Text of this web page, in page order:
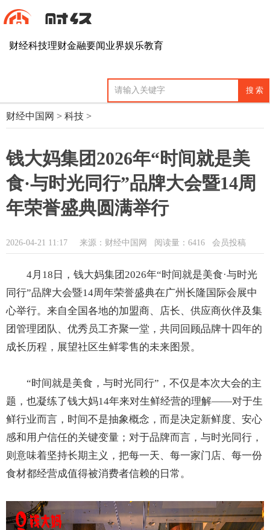
财经科技理财金融要闻业界娱乐教育
财经中国网 > 科技 >
钱大妈集团2026年“时间就是美
食·与时光同行”品牌大会暨14周
年荣誉盛典圆满举行
2026-04-21 11:17 来源：财经中国网 阅读量：6416 会员投稿
4月18日，钱大妈集团2026年“时间就是美食·与时光
同行”品牌大会暨14周年荣誉盛典在广州长隆国际会展中
心举行。来自全国各地的加盟商、店长、供应商伙伴及集
团管理团队、优秀员工齐聚一堂，共同回顾品牌十四年的
成长历程，展望社区生鲜零售的未来图景。
“时间就是美食，与时光同行”，不仅是本次大会的主
题，也凝练了钱大妈14年来对生鲜经营的理解——对于生
鲜行业而言，时间不是抽象概念，而是决定新鲜度、安心
感和用户信任的关键变量；对于品牌而言，与时光同行，
则意味着坚持长期主义，把每一天、每一家门店、每一份
食材都经营成值得被消费者信赖的日常。